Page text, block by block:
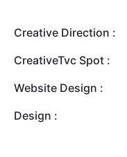
Creative Direction :
CreativeTvc Spot :
Website Design :
Design :